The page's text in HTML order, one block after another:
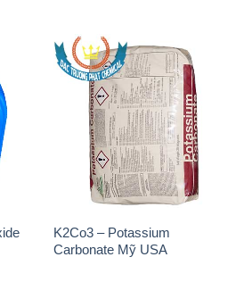
K2Co3 – Potassium
Carbonate Mỹ USA